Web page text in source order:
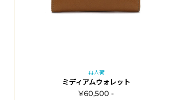
再入荷
ミディアムウォレット
¥60,500 -